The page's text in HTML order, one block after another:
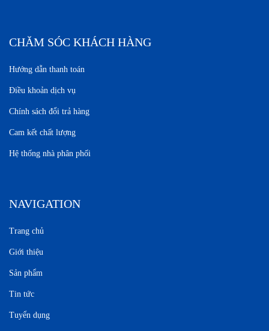
CHĂM SÓC KHÁCH HÀNG
Hướng dẫn thanh toán
Điều khoản dịch vụ
Chính sách đổi trả hàng
Cam kết chất lượng
Hệ thống nhà phân phối
NAVIGATION
Trang chủ
Giới thiệu
Sản phẩm
Tin tức
Tuyển dụng